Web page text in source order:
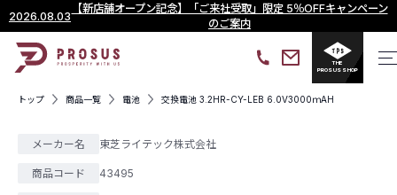
2026.08.03
【新店舗オープン記念】「ご来社受取」限定 5％OFFキャンペーン
のご案内
THE
PROSUS SHOP
トップ 商品一覧 電池 交換電池 3.2HR-CY-LEB 6.0V3000ｍAH
メーカー名 東芝ライテック株式会社
商品コード 43495